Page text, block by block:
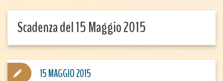
Scadenza del 15 Maggio 2015
15 MAGGIO 2015